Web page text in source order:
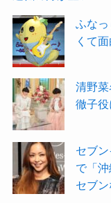
ふな
くて
清野
徹子
セブ
で「
セブン